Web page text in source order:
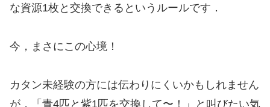
な資源1枚と交換できるというルールです．
今，まさにこの心境！
カタン未経験の方には伝わりにくいかもしれません
が，「青4匹と紫1匹を交換して〜！」と叫びたい気